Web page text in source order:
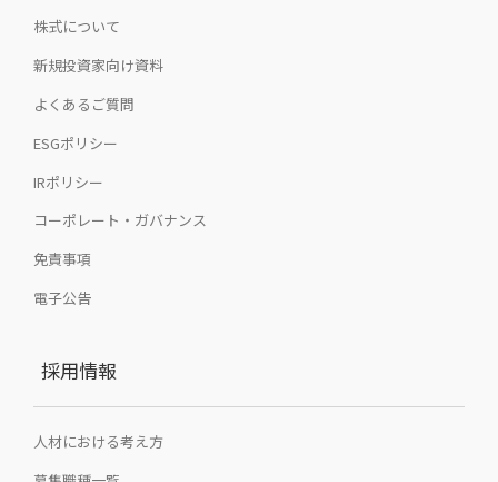
株式について
新規投資家向け資料
よくあるご質問
ESGポリシー
IRポリシー
コーポレート・ガバナンス
免責事項
電子公告
採用情報
人材における考え方